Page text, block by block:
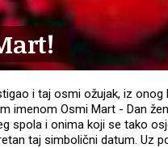
i taj osmi ožujak, iz
imenom Osmi Mart - Dan
spola i onima koji se tako
taj simbolični datum. Uz